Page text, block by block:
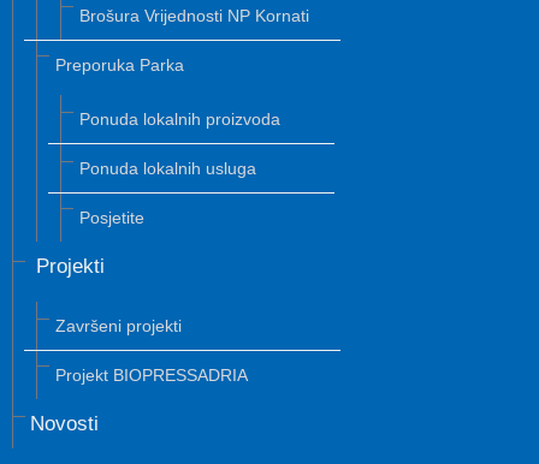
Brošura Vrijednosti NP Kornati
Preporuka Parka
Ponuda lokalnih proizvoda
Ponuda lokalnih usluga
Posjetite
Projekti
Završeni projekti
Projekt BIOPRESSADRIA
Novosti